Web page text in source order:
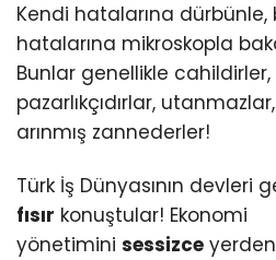
Kendi hatalarına dürbünle,
hatalarına mikroskopla
Bunlar genellikle
pazarlıkçıdırlar,
arınmış zannederler!
Türk İş Dünyasının devleri
fısır konuştular! Ekonomi
yönetimini sessizce